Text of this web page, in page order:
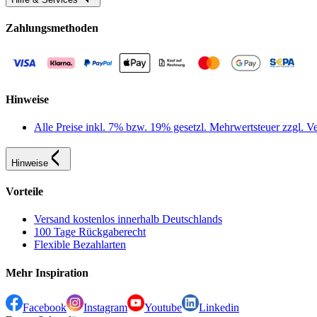
Zahlungsmethoden
Hinweise
Alle Preise inkl. 7% bzw. 19% gesetzl. Mehrwertsteuer zzgl.
Hinweise
Vorteile
Versand kostenlos innerhalb Deutschlands
100 Tage Rückgaberecht
Flexible Bezahlarten
Mehr Inspiration
Facebook Instagram Youtube
Linkedin